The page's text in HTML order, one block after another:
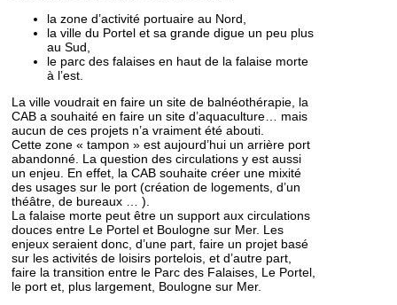
la zone d’activité portuaire au Nord,
la ville du Portel et sa grande digue un peu plus
au Sud,
le parc des falaises en haut de la falaise morte
à l’est.
La ville voudrait en faire un site de balnéothérapie, la
CAB a souhaité en faire un site d’aquaculture… mais
aucun de ces projets n’a vraiment été abouti.
Cette zone « tampon » est aujourd’hui un arrière port
abandonné. La question des circulations y est aussi
un enjeu. En effet, la CAB souhaite créer une mixité
des usages sur le port (création de logements, d’un
théâtre, de bureaux … ).
La falaise morte peut être un support aux circulations
douces entre Le Portel et Boulogne sur Mer. Les
enjeux seraient donc, d’une part, faire un projet basé
sur les activités de loisirs portelois, et d’autre part,
faire la transition entre le Parc des Falaises, Le Portel,
le port et, plus largement, Boulogne sur Mer.